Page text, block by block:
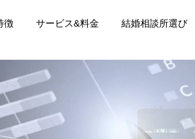
徴 サービス&料金 結婚相談所選び